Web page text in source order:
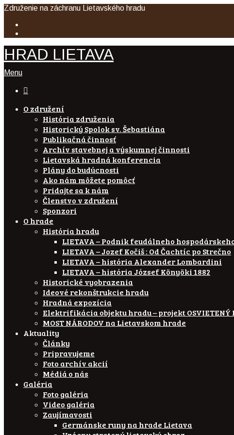
Združenie na záchranu Lietavského hradu
HRAD LIETAVA
Menu

O združení
História združenia
Historický Spolok sv. Šebastiána
Publikačná činnosť
Archív stavebnej a výskumnej činnosti
Lietavská hradná konferencia
Plány do budúcnosti
Ako nám môžete pomôcť
Pridajte sa k nám
Členstvo v združení
Sponzori
O hrade
História hradu
LIETAVA – Podnik feudálneho
LIETAVA – Jozef Kočiš : Od Čachtíc po Strečno
LIETAVA – história Alexander Lombardini
LIETAVA – história József Könyöki 1882
Historické vyobrazenia
Ideové rekonštrukcie hradu
Hradná expozícia
Elektrifikácia objektu hradu – projekt OSVIETENÝ
MOST NÁRODOV na Lietavskom hrade
Aktuality
Články
Pripravujeme
Foto archív akcií
Médiá o nás
Galéria
Foto galéria
Video galéria
Zaujímavosti
Germánske runy na hrade Lietava